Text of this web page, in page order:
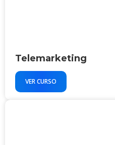
Telemarketing
VER CURSO